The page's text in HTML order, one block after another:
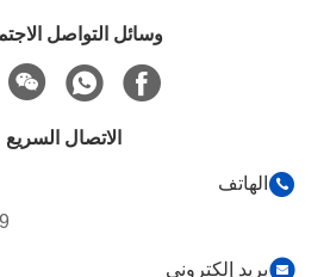
وسائل التواصل
الاتصال السريع
الهاتف
بريد إلكتروني